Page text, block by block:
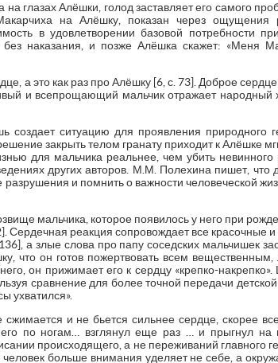
глазах Алёшки, голод заставляет его самого
на Алёшку, показан через ощущения
в удовлетворении базовой потребности
без наказания, и позже Алёшка скажет: «Меня
а это как раз про Алёшку [6, с. 73]. Доброе
и всепрощающий мальчик отражает народный
ситуацию для проявления природного
закрыть телом гранату приходит к Алёшке
для мальчика реальнее, чем убить невинного
других авторов. М.М. Полехина пишет, что
и помнить о важности человеческой
мальчика, которое появилось у него при
Сердечная реакция сопровождает все красочные
а злые слова про папу соседских мальчишек
что он готов пожертвовать всем
он прижимает его к сердцу «крепко-
сравнение для более точной передачи
ухватился».
и не бьется сильнее сердце, скорее
по ногам… взглянул еще раз … и прыгнул на
происходящего, а не переживаний главного
человек больше внимания уделяет не себе, а